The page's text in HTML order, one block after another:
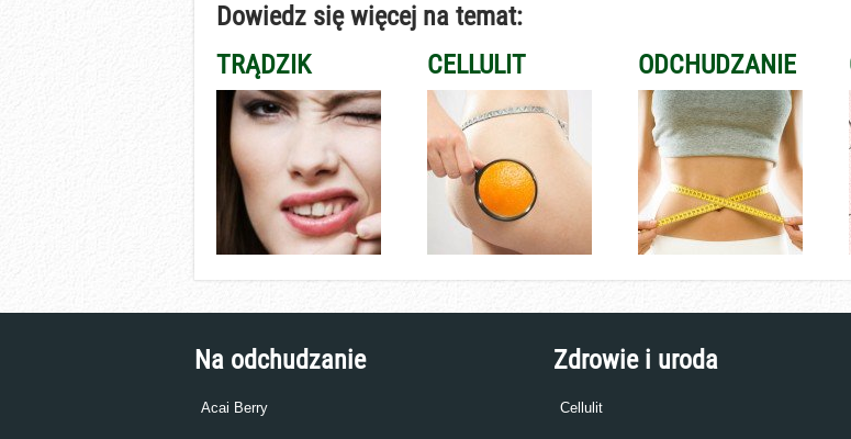
Dowiedz się więcej na temat:
TRĄDZIK
CELLULIT ODCHUDZANIE
Na odchudzanie
Acai Berry
Zdrowie i uroda
Cellulit